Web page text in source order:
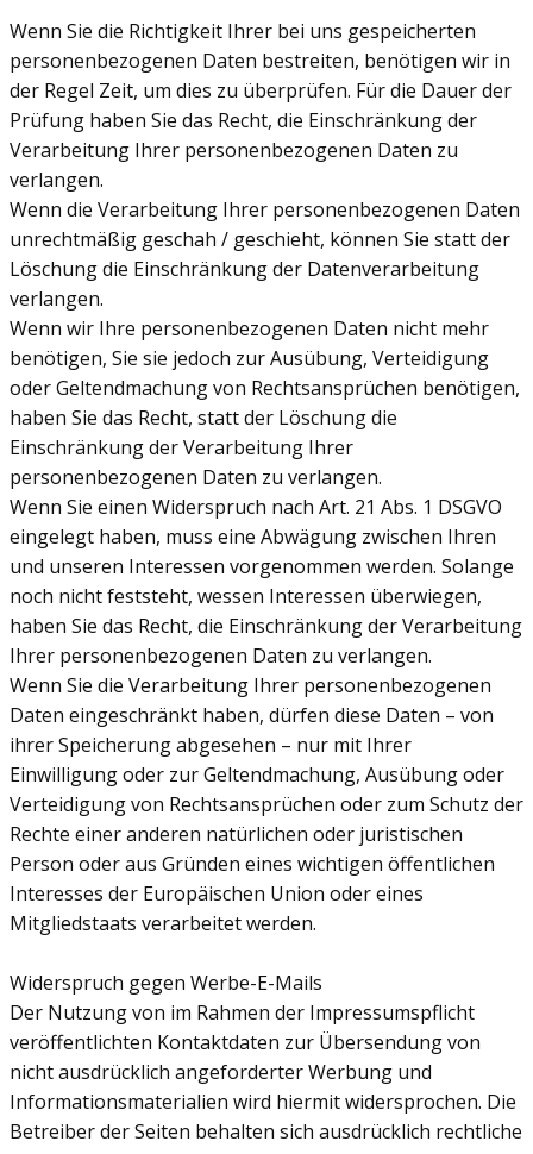
Wenn Sie die Richtigkeit Ihrer bei uns gespeicherten
personenbezogenen Daten bestreiten, benötigen wir in
der Regel Zeit, um dies zu überprüfen. Für die Dauer der
Prüfung haben Sie das Recht, die Einschränkung der
Verarbeitung Ihrer personenbezogenen Daten zu
verlangen.
Wenn die Verarbeitung Ihrer personenbezogenen Daten
unrechtmäßig geschah / geschieht, können Sie statt der
Löschung die Einschränkung der Datenverarbeitung
verlangen.
Wenn wir Ihre personenbezogenen Daten nicht mehr
benötigen, Sie sie jedoch zur Ausübung, Verteidigung
oder Geltendmachung von Rechtsansprüchen benötigen,
haben Sie das Recht, statt der Löschung die
Einschränkung der Verarbeitung Ihrer
personenbezogenen Daten zu verlangen.
Wenn Sie einen Widerspruch nach Art. 21 Abs. 1 DSGVO
eingelegt haben, muss eine Abwägung zwischen Ihren
und unseren Interessen vorgenommen werden. Solange
noch nicht feststeht, wessen Interessen überwiegen,
haben Sie das Recht, die Einschränkung der Verarbeitung
Ihrer personenbezogenen Daten zu verlangen.
Wenn Sie die Verarbeitung Ihrer personenbezogenen
Daten eingeschränkt haben, dürfen diese Daten – von
ihrer Speicherung abgesehen – nur mit Ihrer
Einwilligung oder zur Geltendmachung, Ausübung oder
Verteidigung von Rechtsansprüchen oder zum Schutz der
Rechte einer anderen natürlichen oder juristischen
Person oder aus Gründen eines wichtigen öffentlichen
Interesses der Europäischen Union oder eines
Mitgliedstaats verarbeitet werden.
Widerspruch gegen Werbe-E-Mails
Der Nutzung von im Rahmen der Impressumspflicht
veröffentlichten Kontaktdaten zur Übersendung von
nicht ausdrücklich angeforderter Werbung und
Informationsmaterialien wird hiermit widersprochen. Die
Betreiber der Seiten behalten sich ausdrücklich rechtliche